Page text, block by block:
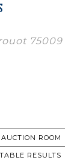
75009
AUCTION ROOM
RESULTS